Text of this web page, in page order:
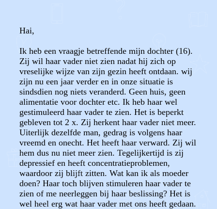
Hai,
Ik heb een vraagje betreffende mijn dochter (16).
Zij wil haar vader niet zien nadat hij zich op
vreselijke wijze van zijn gezin heeft ontdaan. wij
zijn nu een jaar verder en in onze situatie is
sindsdien nog niets veranderd. Geen huis, geen
alimentatie voor dochter etc. Ik heb haar wel
gestimuleerd haar vader te zien. Het is beperkt
gebleven tot 2 x. Zij herkent haar vader niet meer.
Uiterlijk dezelfde man, gedrag is volgens haar
vreemd en onecht. Het heeft haar verward. Zij wil
hem dus nu niet meer zien. Tegelijkertijd is zij
depressief en heeft concentratieproblemen,
waardoor zij blijft zitten. Wat kan ik als moeder
doen? Haar toch blijven stimuleren haar vader te
zien of me neerleggen bij haar beslissing? Het is
wel heel erg wat haar vader met ons heeft gedaan.